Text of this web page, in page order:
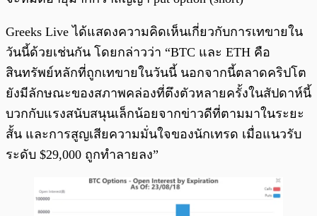
Greeks Live ได้แสดงความคิดเห็นเกี่ยวกับการเทขายใน
วันนี้ด้วยเช่นกัน โดยกล่าวว่า “BTC และ ETH คือ
สินทรัพย์หลักที่ถูกเทขายในวันนี้ นอกจากนี้ตลาดคริปโต
ยังมีลักษณะของสภาพคล่องที่ตึงตัวหลายครั้งในสัปดาห์นี้
บวกกับแรงสนับสนุนเล็กน้อยจากข่าวดีที่ตามมาในระยะ
สั้น และการสูญเสียความมั่นใจของนักเทรด เมื่อแนวรับ
ระดับ $29,000 ถูกทำลายลง”